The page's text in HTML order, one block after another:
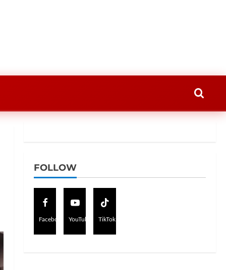
FOLLOW
Facebook YouTube TikTok